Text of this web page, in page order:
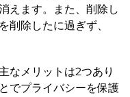
えます。また、削除し
削除したに過ぎず、
なメリットは2つあり
でプライバシーを保護